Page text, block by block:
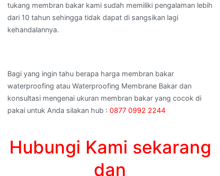
tukang membran bakar kami sudah memiliki pengalaman lebih
dari 10 tahun sehingga tidak dapat di sangsikan lagi
kehandalannya.
Bagi yang ingin tahu berapa harga membran bakar
waterproofing atau Waterproofing Membrane Bakar dan
konsultasi mengenai ukuran membran bakar yang cocok di
pakai untuk Anda silakan hub : 0877 0992 2244
Hubungi Kami sekarang
dan